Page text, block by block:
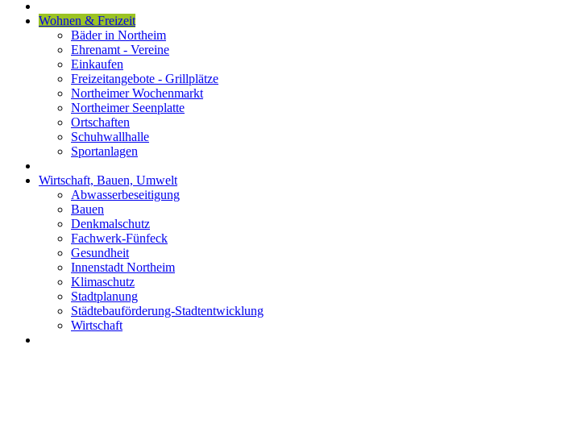
Wohnen & Freizeit
Bäder in Northeim
Ehrenamt - Vereine
Einkaufen
Freizeitangebote - Grillplätze
Northeimer Wochenmarkt
Northeimer Seenplatte
Ortschaften
Schuhwallhalle
Sportanlagen
Wirtschaft, Bauen, Umwelt
Abwasserbeseitigung
Bauen
Denkmalschutz
Fachwerk-Fünfeck
Gesundheit
Innenstadt Northeim
Klimaschutz
Stadtplanung
Städtebauförderung-Stadtentwicklung
Wirtschaft